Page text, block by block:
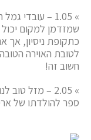
» 1.05 –
שמזדמן למקום
כתקופת ניסיון, אך
לטובת האוירה
חשוב זה!
» 2.05 – מזל
ספר להולדתו של